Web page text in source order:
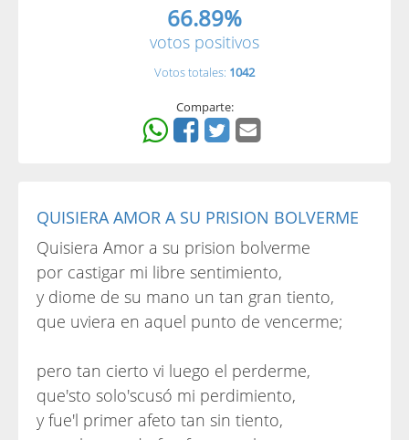
66.89%
votos positivos
Votos totales: 1042
Comparte:
QUISIERA AMOR A SU PRISION BOLVERME
Quisiera Amor a su prision bolverme
por castigar mi libre sentimiento,
y diome de su mano un tan gran tiento,
que uviera en aquel punto de vencerme;
pero tan cierto vi luego el perderme,
que'sto solo'scusó mi perdimiento,
y fue'l primer afeto tan sin tiento,